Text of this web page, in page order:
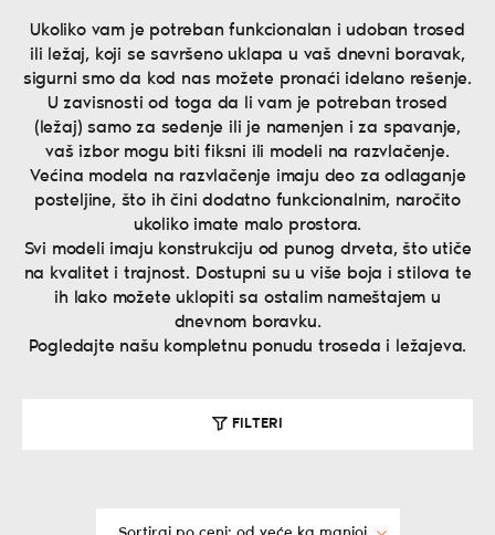
Ukoliko vam je potreban funkcionalan i udoban trosed
ili ležaj, koji se savršeno uklapa u vaš dnevni boravak,
sigurni smo da kod nas možete pronaći idelano rešenje.
U zavisnosti od toga da li vam je potreban trosed
(ležaj) samo za sedenje ili je namenjen i za spavanje,
vaš izbor mogu biti fiksni ili modeli na razvlačenje.
Većina modela na razvlačenje imaju deo za odlaganje
posteljine, što ih čini dodatno funkcionalnim, naročito
ukoliko imate malo prostora.
Svi modeli imaju konstrukciju od punog drveta, što utiče
na kvalitet i trajnost. Dostupni su u više boja i stilova te
ih lako možete uklopiti sa ostalim nameštajem u
dnevnom boravku.
Pogledajte našu kompletnu ponudu troseda i ležajeva.
FILTERI